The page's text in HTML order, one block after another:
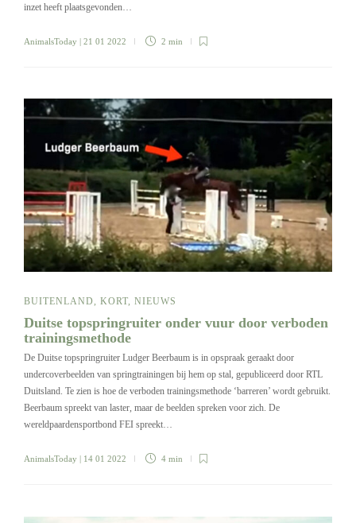
inzet heeft plaatsgevonden…
AnimalsToday | 21 01 2022 2 min
BUITENLAND, KORT, NIEUWS
Duitse topspringruiter onder vuur door verboden
trainingsmethode
De Duitse topspringruiter Ludger Beerbaum is in opspraak geraakt door
undercoverbeelden van springtrainingen bij hem op stal, gepubliceerd door RTL
Duitsland. Te zien is hoe de verboden trainingsmethode ‘barreren’ wordt gebruikt.
Beerbaum spreekt van laster, maar de beelden spreken voor zich. De
wereldpaardensportbond FEI spreekt…
AnimalsToday | 14 01 2022 4 min